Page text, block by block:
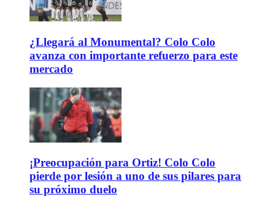
¿Llegará al Monumental? Colo Colo
avanza con importante refuerzo para este
mercado
¡Preocupación para Ortiz! Colo Colo
pierde por lesión a uno de sus pilares para
su próximo duelo